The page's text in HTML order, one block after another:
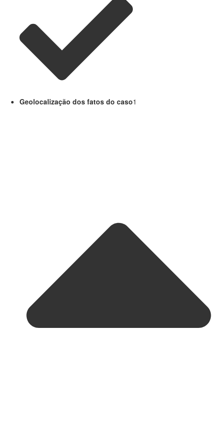
Geolocalização dos fatos do caso1